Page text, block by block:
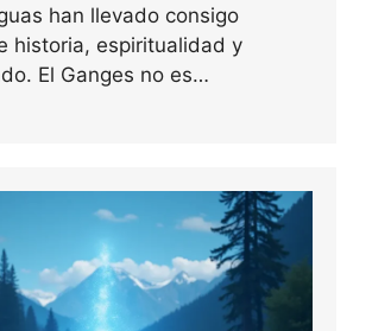
han llevado consigo
historia, espiritualidad y
El Ganges no es…